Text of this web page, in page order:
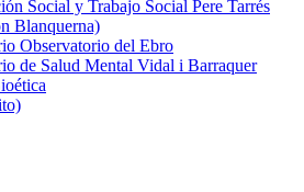
Social y Trabajo Social Pere Tarrés
Blanquerna)
Observatorio del Ebro
de Salud Mental Vidal i Barraquer